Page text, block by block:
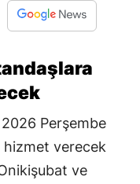
Perşembe
hizmet verecek
ve